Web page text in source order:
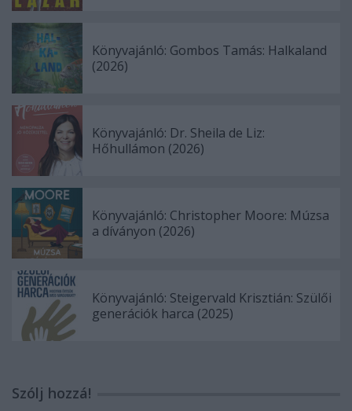
Könyvajánló: Gombos Tamás: Halkaland
(2026)
Könyvajánló: Dr. Sheila de Liz:
Hőhullámon (2026)
Könyvajánló: Christopher Moore: Múzsa
a díványon (2026)
Könyvajánló: Steigervald Krisztián: Szülői
generációk harca (2025)
Szólj hozzá!